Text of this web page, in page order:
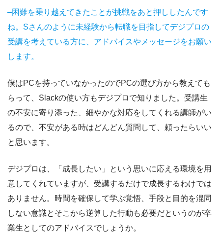
–困難を乗り越えてきたことが挑戦をあと押ししたんです
ね。Sさんのように未経験から転職を目指してデジプロの
受講を考えている方に、アドバイスやメッセージをお願い
します。
僕はPCを持っていなかったのでPCの選び方から教えても
らって、Slackの使い方もデジプロで知りました。受講生
の不安に寄り添った、細やかな対応をしてくれる講師がい
るので、不安がある時はどんどん質問して、頼ったらいい
と思います。
デジプロは、「成長したい」という思いに応える環境を用
意してくれていますが、受講するだけで成長するわけでは
ありません。時間を確保して学ぶ覚悟、手段と目的を混同
しない意識とそこから逆算した行動も必要だというのが卒
業生としてのアドバイスでしょうか。